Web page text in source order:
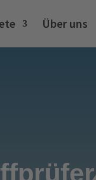
Über uns